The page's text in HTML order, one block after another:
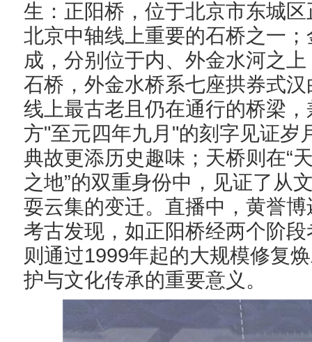
生： 正阳桥，位于北京市东城
北京中轴线上重要的石桥之一 ；
成，分别位于内、外金水河之上
石桥 ，外金水桥系七座拱券式
线上最古老且仍在通行的桥梁
方"至元四年九月 "的刻字见证岁
典故更添历史趣味；天桥则在“
之地”的双重身份中，见证了从
耍云集的变迁。直播中，黄誉
考古发现，如正阳桥经两个阶段
则通过1999年起的大规模修复
护与文化传承的重要意义。